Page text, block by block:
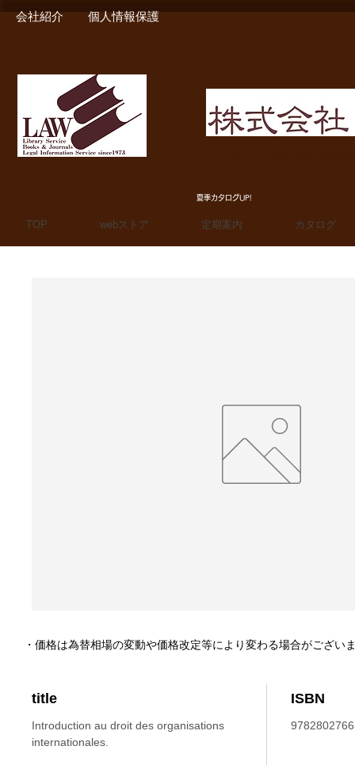
会社紹介 個人情報保護
夏季カタログUP!
TOP webストア 定期案内 カタログ
title
Introduction au droit des organisations
internationales.
ISBN
・価格は為替相場の変動や価格改定等により変わる場合がござい